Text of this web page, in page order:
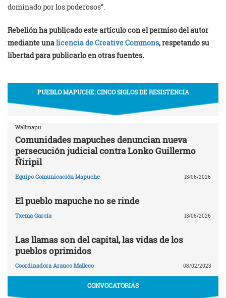
dominado por los poderosos”.
Rebelión ha publicado este artículo con el permiso del autor
mediante unalicencia de Creative Commons, respetando su
libertad para publicarlo en otras fuentes.
PUEBLO MAPUCHE: CINCO SIGLOS DE RESISTENCIA
Wallmapu
Comunidades mapuches denuncian nueva
persecución judicial contra Lonko Guillermo
Ñiripil
Equipo Comunicación Mapuche 13/06/2026
El pueblo mapuche no se rinde
Txema García 13/06/2026
Las llamas son del capital, las vidas de los
pueblos oprimidos
Coordinadora Arauco Malleco 08/02/2023
CONVOCATORIAS